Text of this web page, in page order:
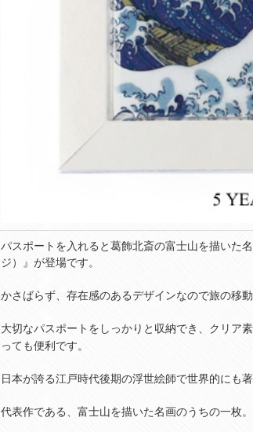
パスポートを入れると葛飾北斎の富士山を描いた
ジ）』が登場です。
かさばらず、存在感のあるデザインなので旅の移
大切なパスポートをしっかりと収納でき、クリア
っても便利です。
日本が誇る江戸時代後期の浮世絵師で世界的にも
代表作である、富士山を描いた名画のうちの一枚。